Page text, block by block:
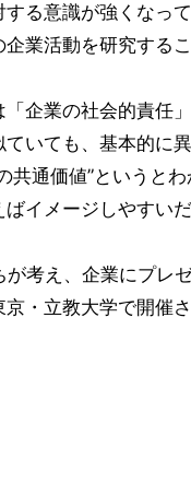
る意識が強くなっ
業活動を研究する
企業の社会的責任
ていても、基本的に
共通価値”というと
イメージしやすいだ
が考え、企業にプレ
・立教大学で開催さ